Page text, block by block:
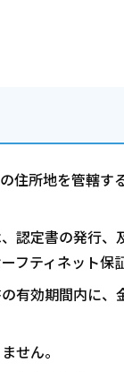
住所地を管轄
認定書の発行
フティネット保
有効期間内に
せん。